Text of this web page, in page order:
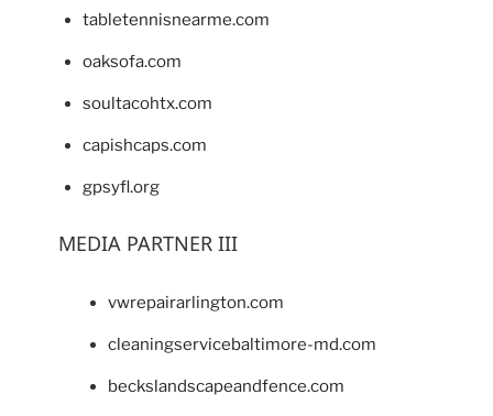
tabletennisnearme.com
oaksofa.com
soultacohtx.com
capishcaps.com
gpsyfl.org
MEDIA PARTNER III
vwrepairarlington.com
cleaningservicebaltimore-md.com
beckslandscapeandfence.com